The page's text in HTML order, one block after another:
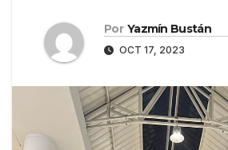
Por Yazmín Bustán
OCT 17, 2023